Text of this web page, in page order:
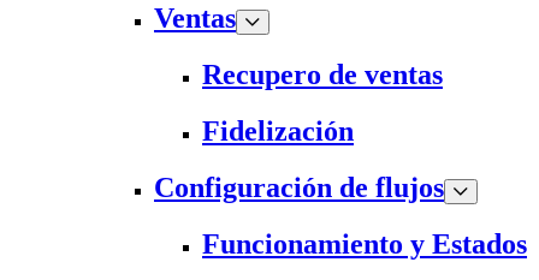
Ventas
Recupero de ventas
Fidelización
Configuración de flujos
Funcionamiento y Estados